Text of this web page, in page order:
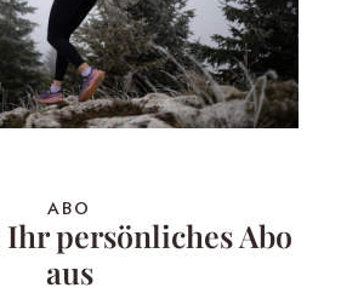
ABO
Ihr persönliches Abo
aus